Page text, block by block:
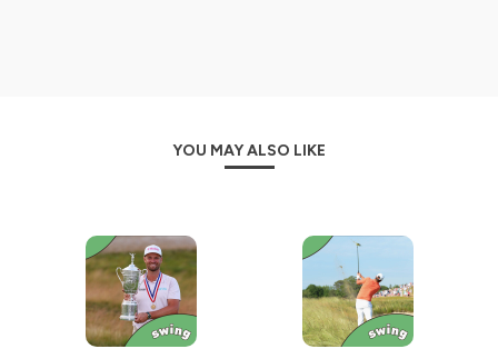
YOU MAY ALSO LIKE